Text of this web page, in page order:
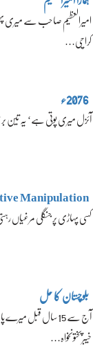
کراچی…
2076ء
آئزل میری پوتی ہے‘ یہ تین
Manipulation
کسی پہاڑی پر جنگلی مرغیاں
بلوچستان کا حل
آج سے 15 سال قبل
خیبرپختونخواہ…